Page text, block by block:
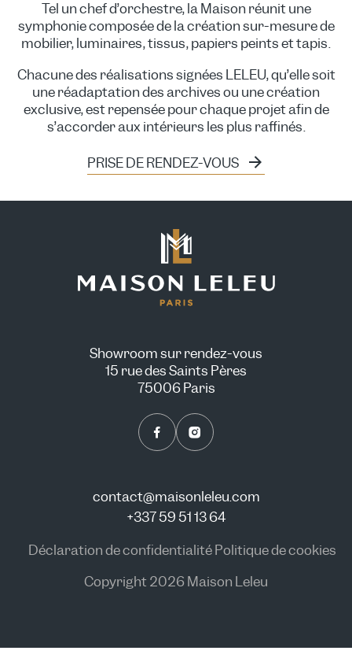
NOUS CONSULTER
Tel un chef d’orchestre, la Maison réunit une
symphonie composée de la création sur-mesure de
mobilier, luminaires, tissus, papiers peints et tapis.
Chacune des réalisations signées LELEU, qu’elle soit
une réadaptation des archives ou une création
exclusive, est repensée pour chaque projet afin de
s’accorder aux intérieurs les plus raffinés.
PRISE DE RENDEZ-VOUS
Showroom sur rendez-vous
15 rue des Saints Pères
75006 Paris
contact@maisonleleu.com
+337 59 51 13 64
Copyright 2026 Maison Leleu
Déclaration de confidentialité Politique de cookies